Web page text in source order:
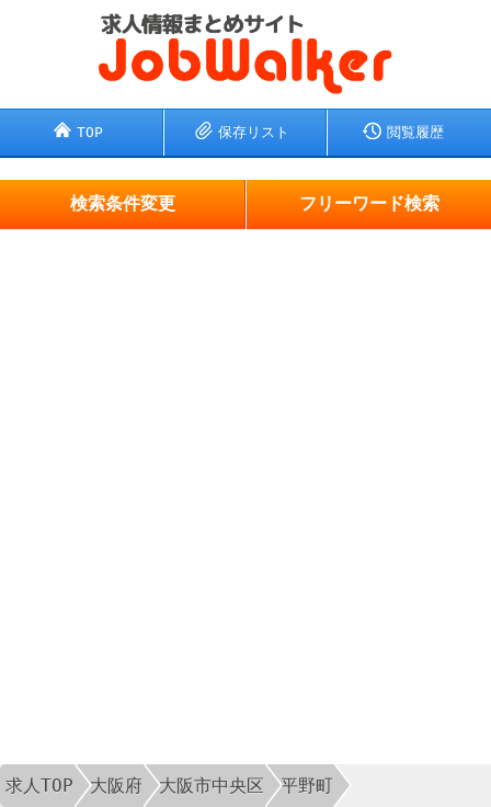
TOP 保存リスト 閲覧履歴
検索条件変更 フリーワード検索
求人TOP 大阪府 大阪市中央区 平野町